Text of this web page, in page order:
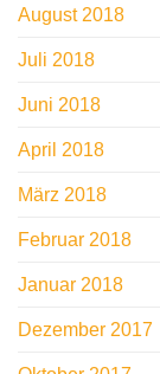
August 2018
Juli 2018
Juni 2018
April 2018
März 2018
Februar 2018
Januar 2018
Dezember 2017